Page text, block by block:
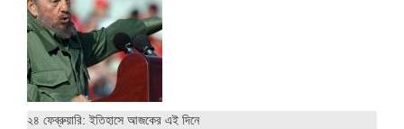
২৪ ফেব্রুয়ারি: ইতিহাসে আজকের এই দিনে